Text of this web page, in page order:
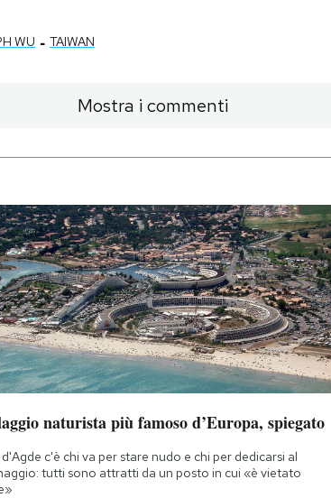
WU - TAIWAN
Mostra i commenti
naturista più famoso d’Europa, spiegato
c'è chi va per stare nudo e chi per dedicarsi al
tutti sono attratti da un posto in cui «è vietato